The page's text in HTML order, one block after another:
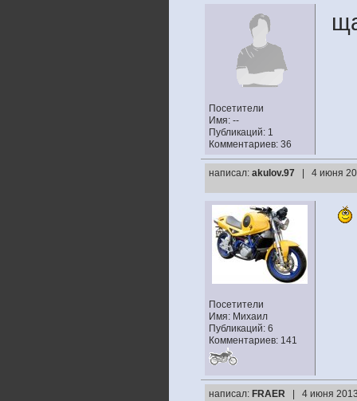
Посетители
Имя: --
Публикаций: 1
Комментариев: 36
написал: akulov.97 | 4 июня
Посетители
Имя: Михаил
Публикаций: 6
Комментариев: 141
написал: FRAER | 4 июня